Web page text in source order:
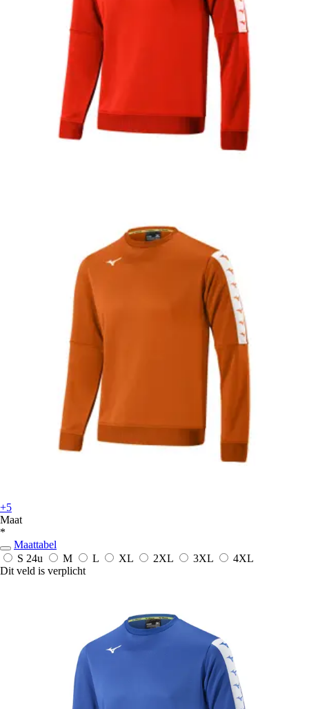
+5
Maat
*
Maattabel
S 24u M L XL 2XL 3XL
4XL
Dit veld is verplicht